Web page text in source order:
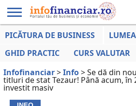
EDUCAȚIE
LA ZI
AFACERILOR
PICĂTURA DE BUSINESS
GHID PRACTIC
CURS VALUTAR
Infofinanciar>Info>Se dă din
titluri de stat Tezaur! Până acum, în
investit masiv